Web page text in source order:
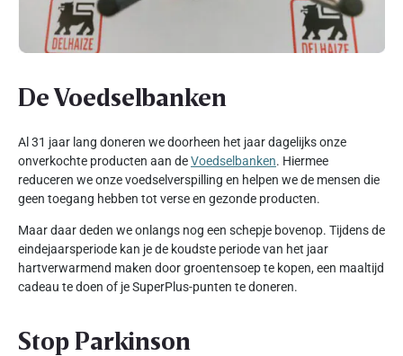
De Voedselbanken
Al 31 jaar lang doneren we doorheen het jaar dagelijks onze
onverkochte producten aan deVoedselbanken. Hiermee
reduceren we onze voedselverspilling en helpen we de mensen die
geen toegang hebben tot verse en gezonde producten.
Maar daar deden we onlangs nog een schepje bovenop. Tijdens de
eindejaarsperiode kan je de koudste periode van het jaar
hartverwarmend maken door groentensoep te kopen, een maaltijd
cadeau te doen of je SuperPlus-punten te doneren.
Stop Parkinson